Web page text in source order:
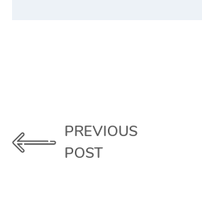
PREVIOUS
POST